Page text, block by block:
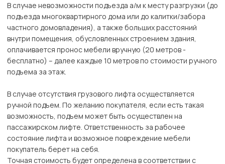
В случае невозможности подъезда а/м к месту разгрузки (до
подъезда многоквартирного дома или до калитки/забора
частного домовладения), а также больших расстояний
внутри помещения, обусловленных строением здания,
оплачивается пронос мебели вручную (20 метров -
бесплатно) – далее каждые 10 метров по стоимости ручного
подъема за этаж.
В случае отсутствия грузового лифта осуществляется
ручной подъем. По желанию покупателя, если есть такая
возможность, подъем может быть осуществлен на
пассажирском лифте. Ответственность за рабочее
состояние лифта и возможное повреждение мебели
покупатель берет на себя.
Точная стоимость будет определена в соответствии с